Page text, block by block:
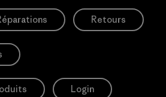
Retours
Login